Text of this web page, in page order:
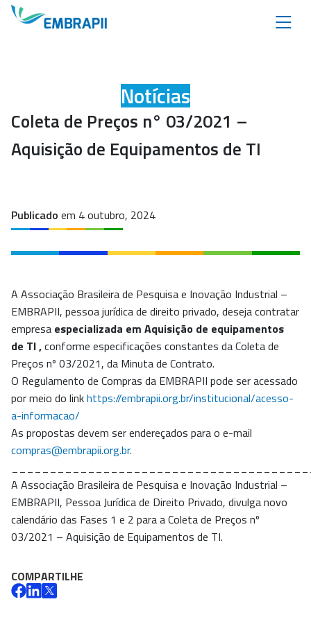
Notícias
Coleta de Preços n° 03/2021 –
Aquisição de Equipamentos de TI
Publicado em 4 outubro, 2024
A Associação Brasileira de Pesquisa e Inovação Industrial –
EMBRAPII, pessoa jurídica de direito privado, deseja contratar
empresa especializada em Aquisição de equipamentos
de TI,conforme especificações constantes da Coleta de
Preços nº 03/2021, da Minuta de Contrato.
O Regulamento de Compras da EMBRAPII pode ser acessado
por meio do linkhttps://embrapii.org.br/institucional/acesso-
a-informacao/
As propostas devem ser endereçados para o e-mail
compras@embrapii.org.br.
A Associação Brasileira de Pesquisa e Inovação Industrial –
EMBRAPII, Pessoa Jurídica de Direito Privado, divulga novo
calendário das Fases 1 e 2 para a Coleta de Preços nº
03/2021 – Aquisição de Equipamentos de TI.
COMPARTILHE